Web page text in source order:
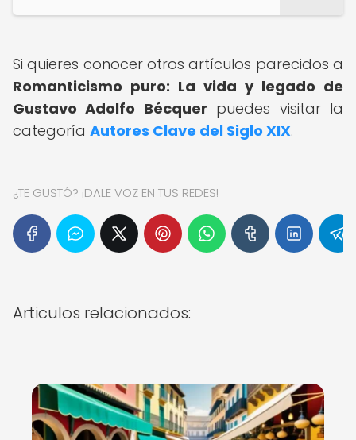
Si quieres conocer otros artículos parecidos a
Romanticismo puro: La vida y legado de
Gustavo Adolfo Bécquer puedes visitar la
categoría Autores Clave del Siglo XIX.
¿TE GUSTÓ? ¡DALE VOZ EN TUS REDES!
Articulos relacionados: